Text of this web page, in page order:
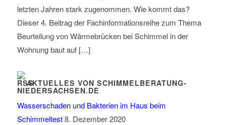
letzten Jahren stark zugenommen. Wie kommt das?
Dieser 4. Beitrag der Fachinformationsreihe zum Thema
Beurteilung von Wärmebrücken bei Schimmel in der
Wohnung baut auf […]
AKTUELLES VON SCHIMMELBERATUNG-
NIEDERSACHSEN.DE
Wasserschaden und Bakterien im Haus beim
Schimmeltest 8. Dezember 2020